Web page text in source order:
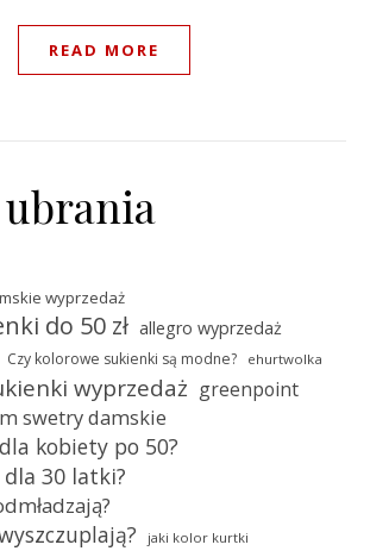
READ MORE
wyprzedaż
do 50 zł allegro wyprzedaż
Czy kolorowe sukienki są modne? ehurtwolka
wyprzedaż greenpoint
swetry damskie
kobiety po 50?
30 latki?
jaki kolor kurtki